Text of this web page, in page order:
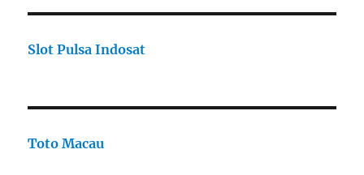
Slot Pulsa Indosat
Toto Macau